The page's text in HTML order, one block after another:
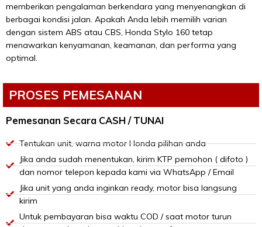
memberikan pengalaman berkendara yang menyenangkan di
berbagai kondisi jalan. Apakah Anda lebih memilih varian
dengan sistem ABS atau CBS, Honda Stylo 160 tetap
menawarkan kenyamanan, keamanan, dan performa yang
optimal.
PROSES PEMESANAN
Pemesanan Secara CASH / TUNAI
Tentukan unit, warna motor Honda pilihan anda
Jika anda sudah menentukan, kirim KTP pemohon ( difoto )
dan nomor telepon kepada kami via WhatsApp / Email
Jika unit yang anda inginkan ready, motor bisa langsung
kirim
Untuk pembayaran bisa waktu COD / saat motor turun